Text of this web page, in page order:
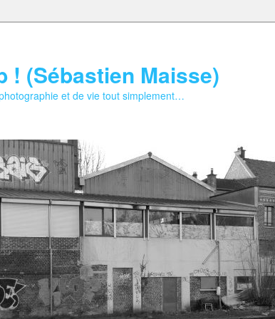
! (Sébastien Maisse)
et de vie tout simplement…